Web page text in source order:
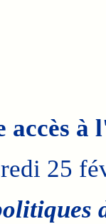
accès à
25